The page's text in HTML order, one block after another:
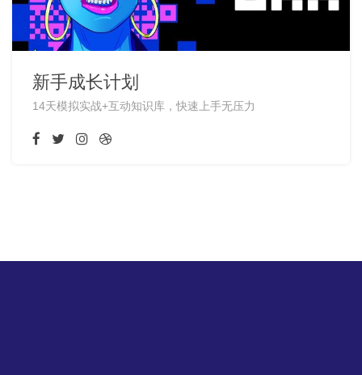
新手成长计划
14天模拟实战+互动知识库，快速上手无压力